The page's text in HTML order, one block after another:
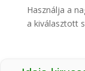
Használja a
a kiválasztott